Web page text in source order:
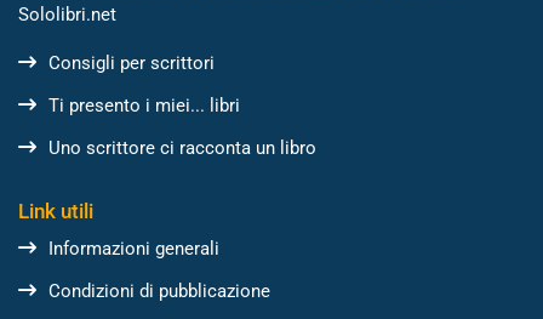
Sololibri.net
Consigli per scrittori
Ti presento i miei... libri
Uno scrittore ci racconta un libro
Link utili
Informazioni generali
Condizioni di pubblicazione